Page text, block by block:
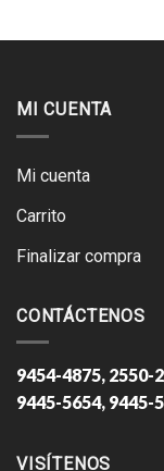
MI CUENTA
Mi cuenta
Carrito
Finalizar compra
CONTÁCTENOS
9454-4875, 2550-
9445-5654, 9445-
VISÍTENOS